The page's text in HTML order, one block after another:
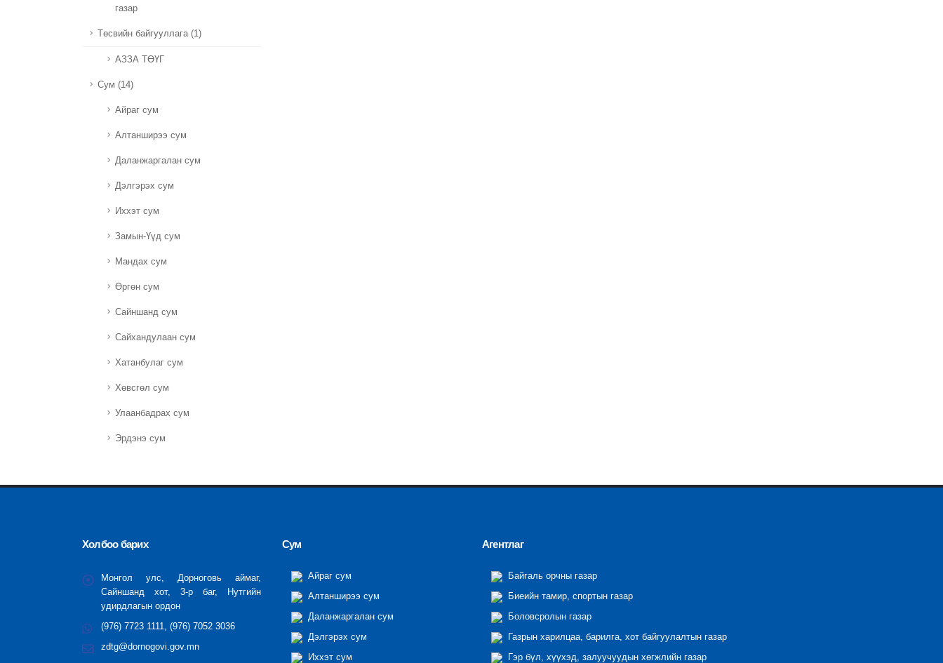
газар
Төсвийн байгууллага (1)
АЗЗА ТӨҮГ
Сум (14)
Айраг сум
Алтанширээ сум
Даланжаргалан сум
Дэлгэрэх сум
Иххэт сум
Замын-Үүд сум
Мандах сум
Өргөн сум
Сайншанд сум
Сайхандулаан сум
Хатанбулаг сум
Хөвсгөл сум
Улаанбадрах сум
Эрдэнэ сум
Холбоо барих
Монгол улс, Дорноговь аймаг,
Сайншанд хот, 3-р баг, Нутгийн
удирдлагын ордон
(976) 7723 1111, (976) 7052 3036
zdtg@dornogovi.gov.mn
Сум
Айраг сум
Алтанширээ сум
Даланжаргалан сум
Дэлгэрэх сум
Иххэт сум
Агентлаг
Байгаль орчны газар
Биеийн тамир, спортын газар
Боловсролын газар
Газрын харилцаа, барилга, хот байгуулалтын газар
Гэр бүл, хүүхэд, залуучуудын хөгжлийн газар